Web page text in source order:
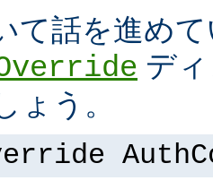
て話を進め
デ
ょう。